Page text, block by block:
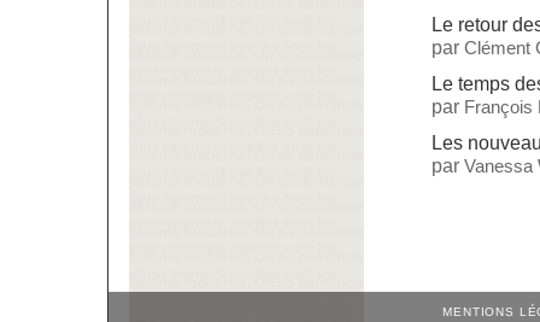
Le retour
par Clément
Le temps
par François
Les
par Vanessa
MENTIONS